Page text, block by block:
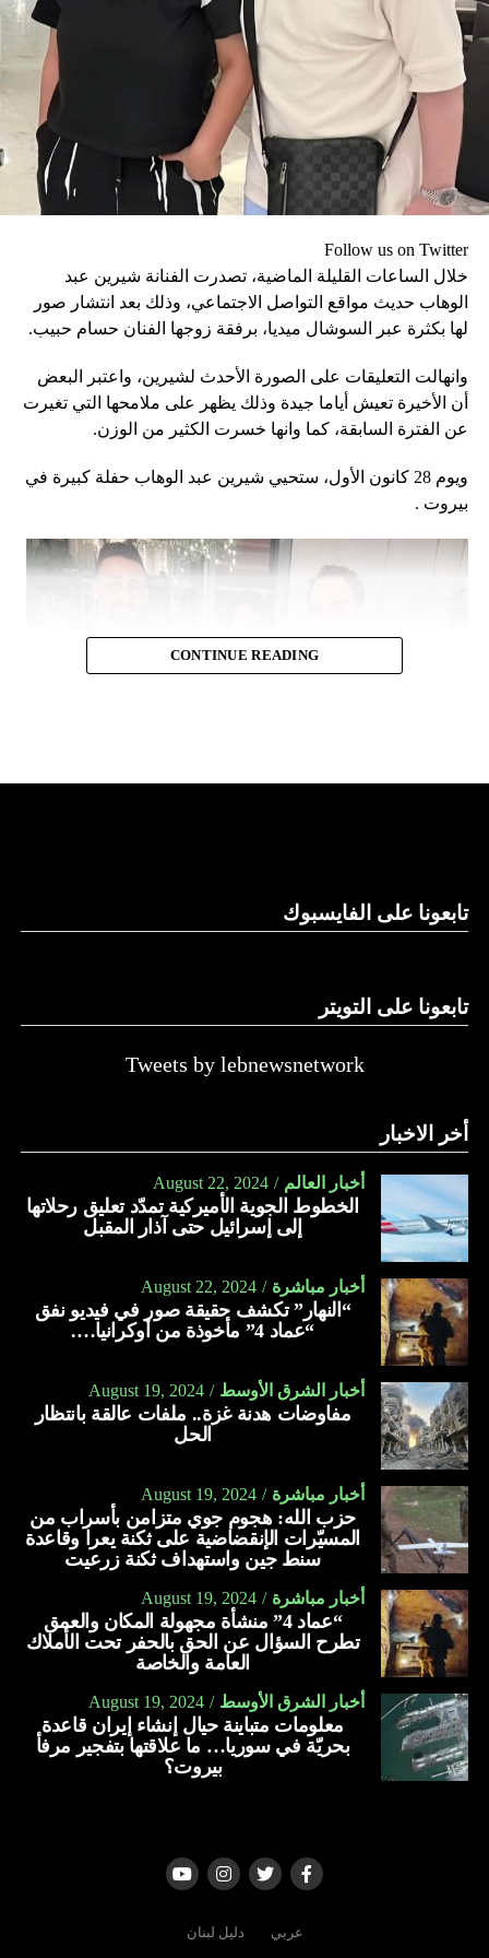
Follow us on Twitter
خلال الساعات القليلة الماضية، تصدرت الفنانة شيرين عبد
الوهاب حديث مواقع التواصل الاجتماعي، وذلك بعد انتشار صور
لها بكثرة عبر السوشال ميديا، برفقة زوجها الفنان حسام حبيب.
وانهالت التعليقات على الصورة الأحدث لشيرين، واعتبر البعض
أن الأخيرة تعيش أياما جيدة وذلك يظهر على ملامحها التي تغيرت
عن الفترة السابقة، كما وانها خسرت الكثير من الوزن.
ويوم 28 كانون الأول، ستحيي شيرين عبد الوهاب حفلة كبيرة في
بيروت .
CONTINUE READING
تابعونا على الفايسبوك
تابعونا على التويتر
Tweets by lebnewsnetwork
أخر الاخبار
أخبار العالم August 22, 2024
الخطوط الجوية الأميركية تمدّد تعليق رحلاتها
إلى إسرائيل حتى آذار المقبل
أخبار مباشرة August 22, 2024
“النهار” تكشف حقيقة صور في فيديو نفق
“عماد 4” مأخوذة من أوكرانيا….
أخبار الشرق الأوسط August 19, 2024
مفاوضات هدنة غزة.. ملفات عالقة بانتظار
الحل
أخبار مباشرة August 19, 2024
حزب الله: هجوم جوي متزامن بأسراب من
المسيّرات الإنقضاضية على ثكنة يعرا وقاعدة
سنط جين واستهداف ثكنة زرعيت
أخبار مباشرة August 19, 2024
“عماد 4” منشأة مجهولة المكان والعمق
تطرح السؤال عن الحق بالحفر تحت الأملاك
العامة والخاصة
أخبار الشرق الأوسط August 19, 2024
معلومات متباينة حيال إنشاء إيران قاعدة
بحريّة في سوريا… ما علاقتها بتفجير مرفأ
بيروت؟
عربي دليل لبنان